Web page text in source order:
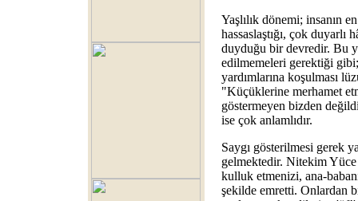
Yaşlılık dönemi; insanın
hassaslaştığı, çok duyarlı
duyduğu bir devredir. Bu
edilmemeleri gerektiği
yardımlarına koşulması
"Küçüklerine merhamet
göstermeyen bizden
ise çok anlamlıdır.
Saygı gösterilmesi gerek
gelmektedir. Nitekim
kulluk etmenizi, ana-
şekilde emretti. Onlardan